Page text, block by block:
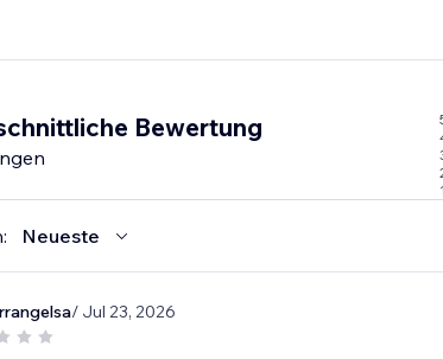
Bewertung
1
Neueste
/ Jul 23, 2026